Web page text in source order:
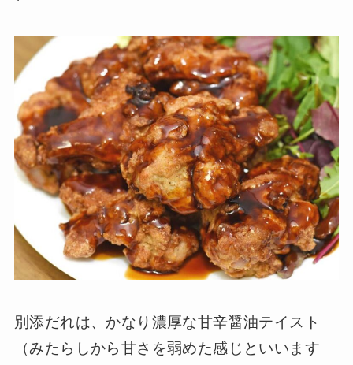
別添だれは、かなり濃厚な甘辛醤油テイスト
（みたらしから甘さを弱めた感じといいます